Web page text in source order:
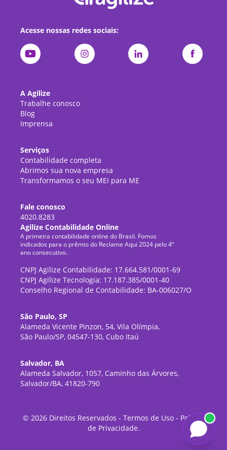
Acesse nossas redes sociais:
A Agilize
Trabalhe conosco
Blog
Imprensa
Serviços
Contabilidade completa
Abrimos sua nova empresa
Transformamos o seu MEI para ME
Fale conosco
4020.8283
Agilize Contabilidade Online
A primeira contabilidade online do Brasil. Fomos
indicados para o prêmio do Reclame Aqui 2024 pelo 4º
ano consecutivo.
CNPJ Agilize Contabilidade: 17.664.581/0001-69
CNPJ Agilize Tecnologia: 17.187.385/0001-40
Conselho Regional de Contabilidade: BA-006027/O
São Paulo, SP
Alameda Vicente Pinzon, 54, Vila Olímpia,
São Paulo/SP, 04547-130, Cubo Itaú
Salvador, BA
Alameda Salvador, 1057, Caminho das Árvores,
Salvador/BA, 41820-790
© 2026Direitos Reservados - Termos de Uso- Política
de Privacidade.